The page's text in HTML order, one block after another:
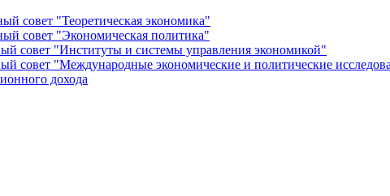
совет "Теоретическая экономика"
совет "Экономическая политика"
совет "Институты и системы управления экономикой"
совет "Международные экономические и политические
дохода